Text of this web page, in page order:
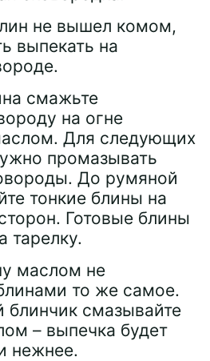
не вышел комом,
выпекать на
смажьте
на огне
Для следующих
промазывать
До румяной
тонкие блины на
Готовые блины
тарелку.
маслом не
то же самое.
смазывайте
– выпечка будет
нежнее.